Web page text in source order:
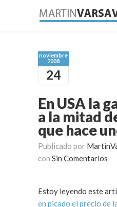
noviembre
2008
24
En USA la
a la mitad
que hace
Publicado por
con Sin Comentarios
Estoy leyendo este
en picado el precio de